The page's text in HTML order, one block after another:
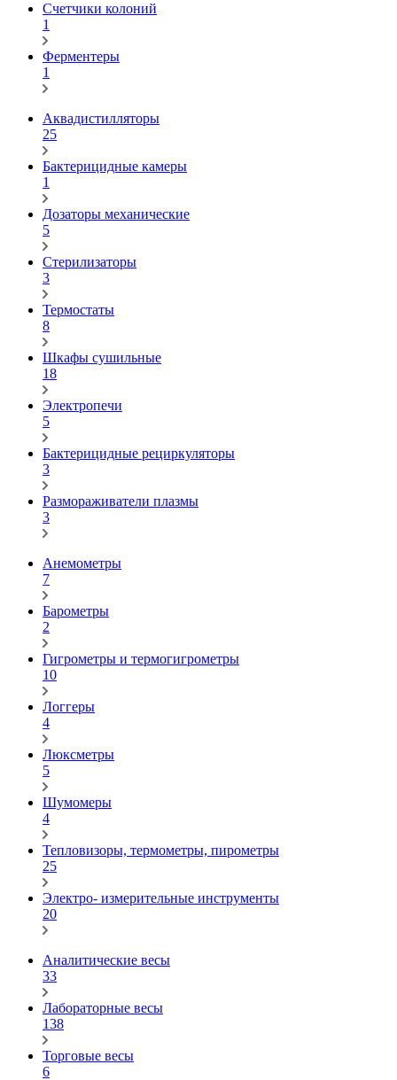
Счетчики колоний
1
Ферментеры
1
Аквадистилляторы
25
Бактерицидные камеры
1
Дозаторы механические
5
Стерилизаторы
3
Термостаты
8
Шкафы сушильные
18
Электропечи
5
Бактерицидные рециркуляторы
3
Размораживатели плазмы
3
Анемометры
7
Барометры
2
Гигрометры и термогигрометры
10
Логгеры
4
Люксметры
5
Шумомеры
4
Тепловизоры, термометры, пирометры
25
Электро- измерительные инструменты
20
Аналитические весы
33
Лабораторные весы
138
Торговые весы
6